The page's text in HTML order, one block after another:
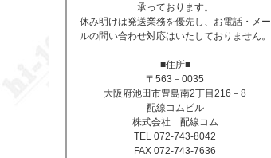
承っております。
休み明けは発送業務を優先し、お電話・メー
ルの問い合わせ対応はいたしておりません。
■住所■
〒563－0035
大阪府池田市豊島南2丁目216－8
配線コムビル
株式会社 配線コム
TEL 072-743-8042
FAX 072-743-7636